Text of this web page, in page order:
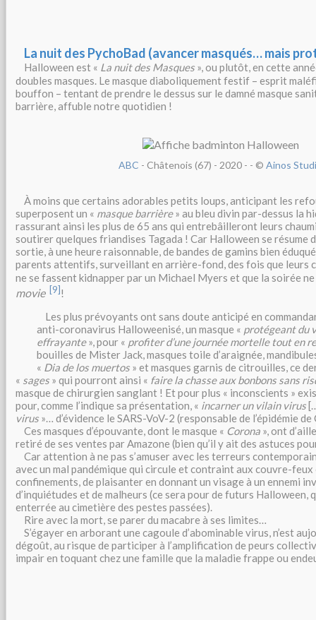
La nuit des PychoBad (avancer masqués… mais
Halloween est « La nuit des Masques », ou plutôt, en cette
doubles masques. Le masque diaboliquement festif – esprit
bouffon – tentant de prendre le dessus sur le damné masque
barrière, affuble notre quotidien !
ABC - Châtenois (67) - 2020 - - ©Ainos
À moins que certains adorables petits loups, anticipant les
superposent un « masque barrière» au bleu divin par-dessus la
rassurant ainsi les plus de 65 ans qui entrebâilleront leurs
soutirer quelques friandises Tagada ! Car Halloween se résume
sortie, à une heure raisonnable, de bandes de gamins bien
parents attentifs, surveillant en arrière-fond, des fois que leurs
ne se fassent kidnapper par un Michael Myers et que la soirée
movie [9]!
Les plus prévoyants ont sans doute anticipé en
anti-coronavirus Halloweenisé, un masque « protégeant du
effrayante», pour « profiter d’une journée mortelle tout en
bouilles de Mister Jack, masques toile d’araignée,
« Dia de los muertos » et masques garnis de citrouilles, ce
« sages » qui pourront ainsi « faire la chasse aux bonbons sans
masque de chirurgien sanglant ! Et pour plus « inconscients »
pour, comme l’indique sa présentation, « incarner un vilain virus
virus »… d’évidence le SARS-VoV-2 (responsable de l’épidémie
Ces masques d’épouvante, dont le masque « Corona », ont
retiré de ses ventes par Amazone (bien qu’il y ait des astuces
Car attention à ne pas s’amuser avec les terreurs
avec un mal pandémique qui circule et contraint aux couvre-feux
confinements, de plaisanter en donnant un visage à un ennemi
d’inquiétudes et de malheurs (ce sera pour de futurs Halloween,
enterrée au cimetière des pestes passées).
Rire avec la mort, se parer du macabre à ses limites…
S’égayer en arborant une cagoule d’abominable virus, n’est
dégoût, au risque de participer à l’amplification de peurs
impair en toquant chez une famille que la maladie frappe ou